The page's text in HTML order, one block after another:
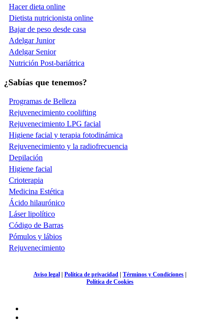
Hacer dieta online
Dietista nutricionista online
Bajar de peso desde casa
Adelgar Junior
Adelgar Senior
Nutrición Post-bariátrica
¿Sabías que tenemos?
Programas de Belleza
Rejuvenecimiento coolifting
Rejuvenecimiento LPG facial
Higiene facial y terapia fotodinámica
Rejuvenecimiento y la radiofrecuencia
Depilación
Higiene facial
Crioterapia
Medicina Estética
Ácido hilaurónico
Láser lipolítico
Código de Barras
Pómulos y lábios
Rejuvenecimiento
Aviso legal | Política de privacidad | Términos y Condiciones |
Política de Cookies